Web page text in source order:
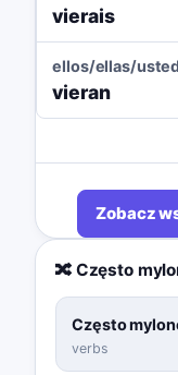
vierais
ellos/ellas/
vieran
Zobacz
🔀 Często
Często
verbs